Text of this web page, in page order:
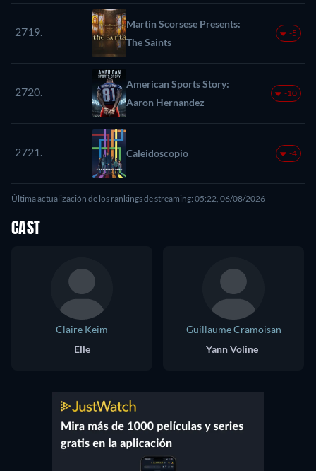
2719.
Martin Scorsese Presents:
The Saints
-5
2720.
American Sports Story:
Aaron Hernandez
-10
2721. Caleidoscopio -4
Última actualización de los rankings de streaming: 05:22, 06/08/2026
CAST
Claire Keim
Elle
Guillaume Cramoisan
Yann Voline